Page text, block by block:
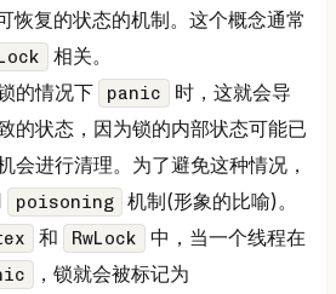
恢复的状态的机制。这个概念通常
相关。
的情况下
panic
时，这就会导
的状态，因为锁的内部状态可能已
会进行清理。为了避免这种情况，
poisoning
机制(形象的比喻)。
和 RwLock
中，当一个线程在
，锁就会被标记为